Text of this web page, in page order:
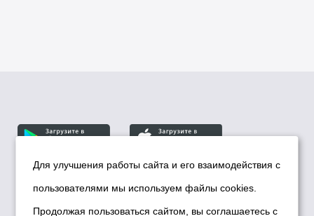
© Департамент информационной политики мэрии
города Новосибирска, 2026
Для улучшения работы сайта и его взаимодействия с
пользователями мы используем файлы cookies.
Продолжая пользоваться сайтом, вы соглашаетесь с